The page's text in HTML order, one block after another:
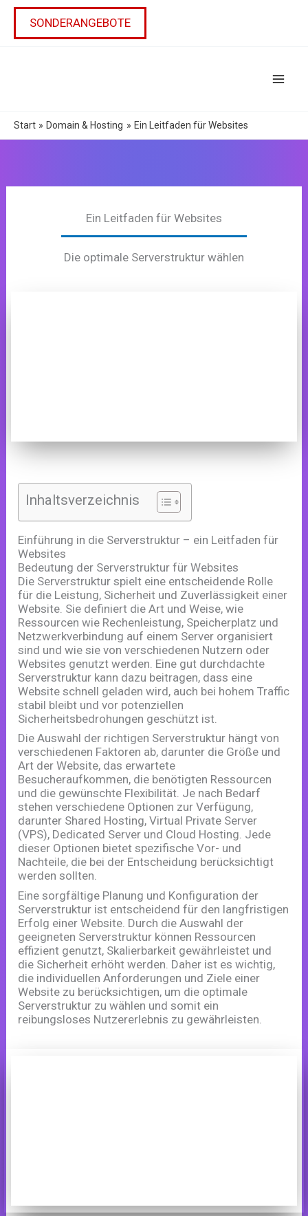
Zum
springen
SONDERANGEBOTE
Start Domain & Hosting Ein Leitfaden für Websites
Ein Leitfaden für Websites
Die optimale Serverstruktur wählen
Inhaltsverzeichnis
Einführung in die Serverstruktur – ein Leitfaden für
Websites
Bedeutung der Serverstruktur für Websites
Die Serverstruktur spielt eine entscheidende Rolle
für die Leistung, Sicherheit und Zuverlässigkeit einer
Website. Sie definiert die Art und Weise, wie
Ressourcen wie Rechenleistung, Speicherplatz und
Netzwerkverbindung auf einem Server organisiert
sind und wie sie von verschiedenen Nutzern oder
Websites genutzt werden. Eine gut durchdachte
Serverstruktur kann dazu beitragen, dass eine
Website schnell geladen wird, auch bei hohem Traffic
stabil bleibt und vor potenziellen
Sicherheitsbedrohungen geschützt ist.
Die Auswahl der richtigen Serverstruktur hängt von
verschiedenen Faktoren ab, darunter die Größe und
Art der Website, das erwartete
Besucheraufkommen, die benötigten Ressourcen
und die gewünschte Flexibilität. Je nach Bedarf
stehen verschiedene Optionen zur Verfügung,
darunter Shared Hosting, Virtual Private Server
(VPS), Dedicated Server und Cloud Hosting. Jede
dieser Optionen bietet spezifische Vor- und
Nachteile, die bei der Entscheidung berücksichtigt
werden sollten.
Eine sorgfältige Planung und Konfiguration der
Serverstruktur ist entscheidend für den langfristigen
Erfolg einer Website. Durch die Auswahl der
geeigneten Serverstruktur können Ressourcen
effizient genutzt, Skalierbarkeit gewährleistet und
die Sicherheit erhöht werden. Daher ist es wichtig,
die individuellen Anforderungen und Ziele einer
Website zu berücksichtigen, um die optimale
Serverstruktur zu wählen und somit ein
reibungsloses Nutzererlebnis zu gewährleisten.